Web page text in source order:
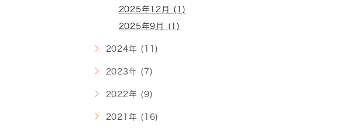
2025年12月 (1)
2025年9月 (1)
2024年 (11)
2023年 (7)
2022年 (9)
2021年 (16)